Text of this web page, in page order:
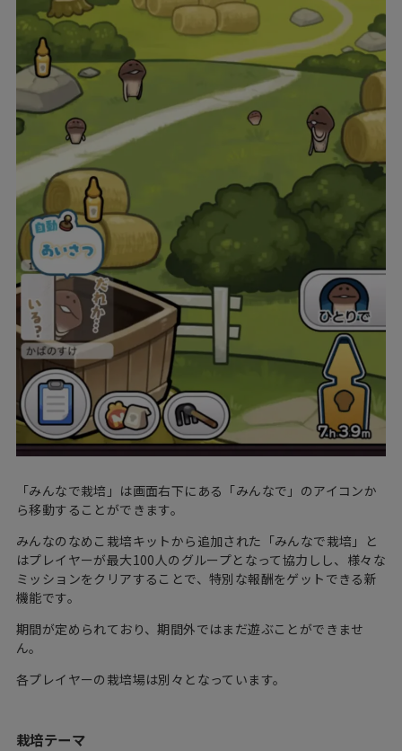
「みんなで栽培」は画面右下にある「みんなで」のアイコンか
ら移動することができます。
みんなのなめこ栽培キットから追加された「みんなで栽培」と
はプレイヤーが最大100人のグループとなって協力しし、様々な
ミッションをクリアすることで、特別な報酬をゲットできる新
機能です。
期間が定められており、期間外ではまだ遊ぶことができませ
ん。
各プレイヤーの栽培場は別々となっています。
栽培テーマ